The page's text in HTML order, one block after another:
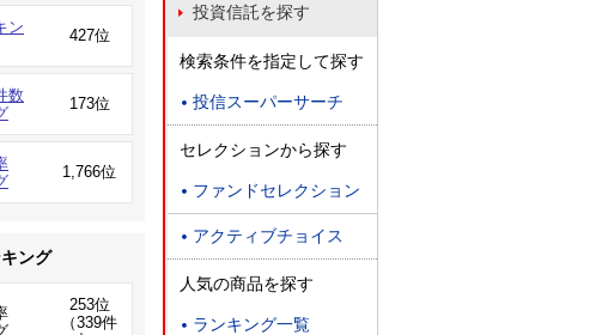
ン
427位
数
173位
1,766位
ング
253位
（339件
 投資信託を探す
検索条件を指定して探す
 投信スーパーサーチ
セレクションから探す
 ファンドセレクション
 アクティブチョイス
人気の商品を探す
 ランキング一覧